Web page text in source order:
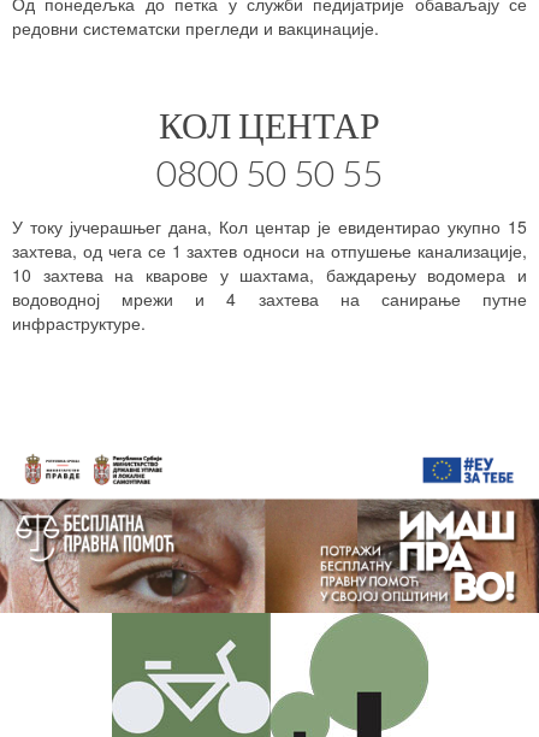
редовни систематски прегледи и вакцинације.
КОЛ ЦЕНТАР
0800 50 50 55
У току јучерашњег дана, Кол центар је евидентирао укупно 15
захтева, од чега се 1 захтев односи на отпушење канализације,
10 захтева на кварове у шахтама, баждарењу водомера и
водоводној мрежи и 4 захтева на санирање путне
инфраструктуре.